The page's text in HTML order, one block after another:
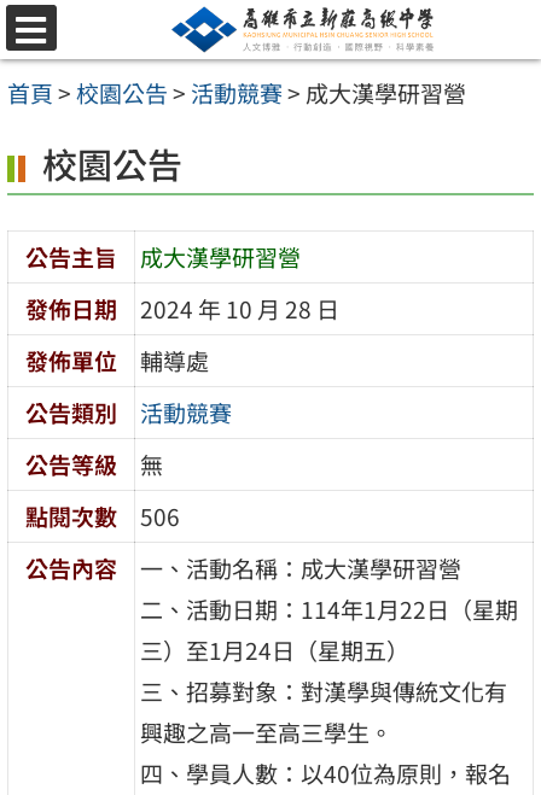
跳
至
主
內
容
選
單
首頁>校園公告> 活動競賽> 成大漢學研習營
校園公告
公告主旨
成大漢學研習營
發佈日期
2024 年 10 月 28 日
發佈單位
輔導處
公告類別
活動競賽
公告等級
無
點閱次數
506
公告內容
一、活動名稱：成大漢學研習營
二、活動日期：114年1月22日（星期
三）至1月24日（星期五）
三、招募對象：對漢學與傳統文化有
興趣之高一至高三學生。
四、學員人數：以40位為原則，報名